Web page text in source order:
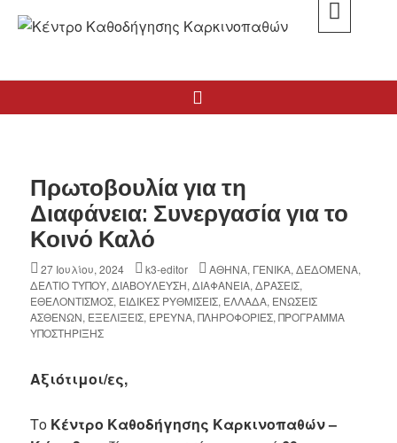
Skip
Πρωτοβουλία για τη
Διαφάνεια: Συνεργασία για το
Κοινό Καλό
Posted
on
27 Ιουλίου, 2024 Author
k3-editor Categories
ΑΘΗΝΑ, ΓΕΝΙΚΑ,ΔΕΔΟΜΕΝΑ,
ΔΕΛΤΙΟ ΤΥΠΟΥ,ΔΙΑΒΟΥΛΕΥΣΗ,ΔΙΑΦΑΝΕΙΑ,ΔΡΑΣΕΙΣ,
ΕΘΕΛΟΝΤΙΣΜΟΣ, ΕΙΔΙΚΕΣ ΡΥΘΜΙΣΕΙΣ, ΕΛΛΑΔΑ, ΕΝΩΣΕΙΣ
ΑΣΘΕΝΩΝ, ΕΞΕΛΙΞΕΙΣ, ΕΡΕΥΝΑ,ΠΛΗΡΟΦΟΡΙΕΣ,ΠΡΟΓΡΑΜΜΑ
ΥΠΟΣΤΗΡΙΞΗΣ
Αξιότιμοι/ες,
Το Κέντρο Καθοδήγησης Καρκινοπαθών –